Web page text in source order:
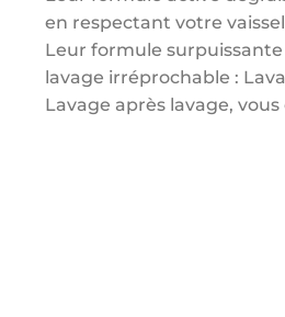
en respectant votre
Leur formule
lavage irréprochable :
Lavage après lavage,